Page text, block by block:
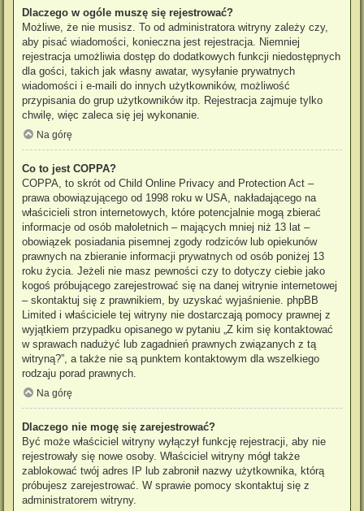
Dlaczego w ogóle muszę się rejestrować?
Możliwe, że nie musisz. To od administratora witryny zależy czy,
aby pisać wiadomości, konieczna jest rejestracja. Niemniej
rejestracja umożliwia dostęp do dodatkowych funkcji niedostępnych
dla gości, takich jak własny awatar, wysyłanie prywatnych
wiadomości i e-maili do innych użytkowników, możliwość
przypisania do grup użytkowników itp. Rejestracja zajmuje tylko
chwilę, więc zaleca się jej wykonanie.
Na górę
Co to jest COPPA?
COPPA, to skrót od Child Online Privacy and Protection Act –
prawa obowiązującego od 1998 roku w USA, nakładającego na
właścicieli stron internetowych, które potencjalnie mogą zbierać
informacje od osób małoletnich – mających mniej niż 13 lat –
obowiązek posiadania pisemnej zgody rodziców lub opiekunów
prawnych na zbieranie informacji prywatnych od osób poniżej 13
roku życia. Jeżeli nie masz pewności czy to dotyczy ciebie jako
kogoś próbującego zarejestrować się na danej witrynie internetowej
– skontaktuj się z prawnikiem, by uzyskać wyjaśnienie. phpBB
Limited i właściciele tej witryny nie dostarczają pomocy prawnej z
wyjątkiem przypadku opisanego w pytaniu „Z kim się kontaktować
w sprawach nadużyć lub zagadnień prawnych związanych z tą
witryną?”, a także nie są punktem kontaktowym dla wszelkiego
rodzaju porad prawnych.
Na górę
Dlaczego nie mogę się zarejestrować?
Być może właściciel witryny wyłączył funkcję rejestracji, aby nie
rejestrowały się nowe osoby. Właściciel witryny mógł także
zablokować twój adres IP lub zabronił nazwy użytkownika, którą
próbujesz zarejestrować. W sprawie pomocy skontaktuj się z
administratorem witryny.